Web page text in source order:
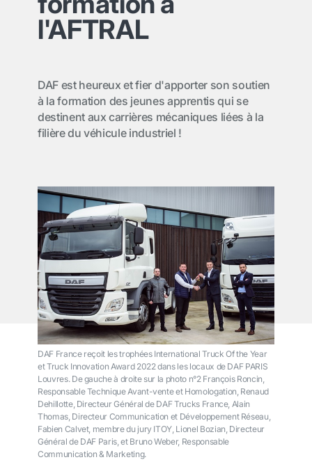
l'AFTRAL
DAF est heureux et fier d'apporter son soutien
à la formation des jeunes apprentis qui se
destinent aux carrières mécaniques liées à la
filière du véhicule industriel !
DAF France reçoit les trophées International Truck Of the Year
et Truck Innovation Award 2022 dans les locaux de DAF PARIS
Louvres. De gauche à droite sur la photo n°2 François Roncin,
Responsable Technique Avant-vente et Homologation, Renaud
Dehillotte, Directeur Général de DAF Trucks France, Alain
Thomas, Directeur Communication et Développement Réseau,
Fabien Calvet, membre du jury ITOY, Lionel Bozian, Directeur
Général de DAF Paris, et Bruno Weber, Responsable
Communication & Marketing.